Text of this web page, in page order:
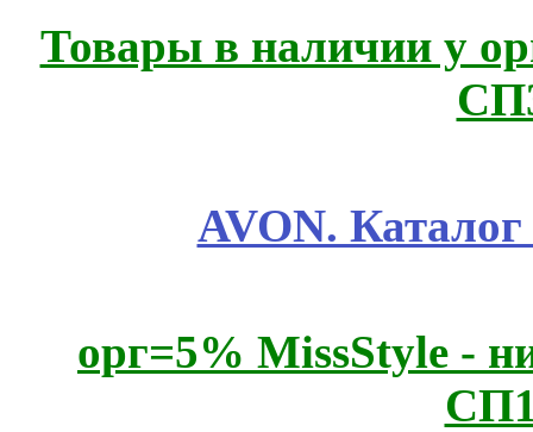
Товары в наличии у
AVON.
орг=5% MissStyle -